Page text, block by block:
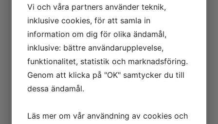
Natursingel 16/27 (1
ton)
3114,00 kr – 3414,00kr
Välj alternativ
Natursingel 16/32 (1
ton)
2967,00kr – 3267,00kr
Vi och våra partners använder teknik,
inklusive cookies, för att samla in
information om dig för olika ändamål,
inklusive: bättre användarupplevelse,
funktionalitet, statistik och marknadsföring.
Genom att klicka på "OK" samtycker du till
dessa ändamål.
Läs mer om vår användning av cookies och